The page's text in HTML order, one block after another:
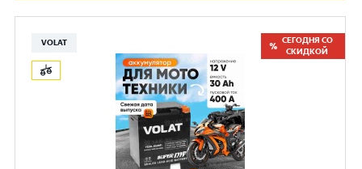
VOLAT
СЕГОДНЯ СО
СКИДКОЙ